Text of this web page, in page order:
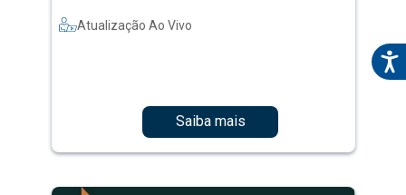
Atualização Ao Vivo
Saiba mais